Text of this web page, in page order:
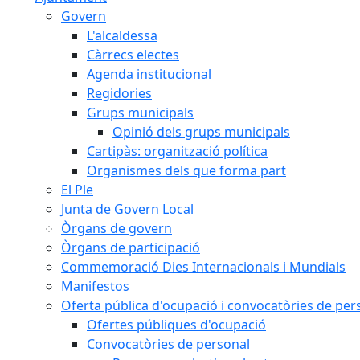
Govern
L'alcaldessa
Càrrecs electes
Agenda institucional
Regidories
Grups municipals
Opinió dels grups municipals
Cartipàs: organització política
Organismes dels que forma part
El Ple
Junta de Govern Local
Òrgans de govern
Òrgans de participació
Commemoració Dies Internacionals i Mundials
Manifestos
Oferta pública d'ocupació i convocatòries de
Ofertes públiques d'ocupació
Convocatòries de personal